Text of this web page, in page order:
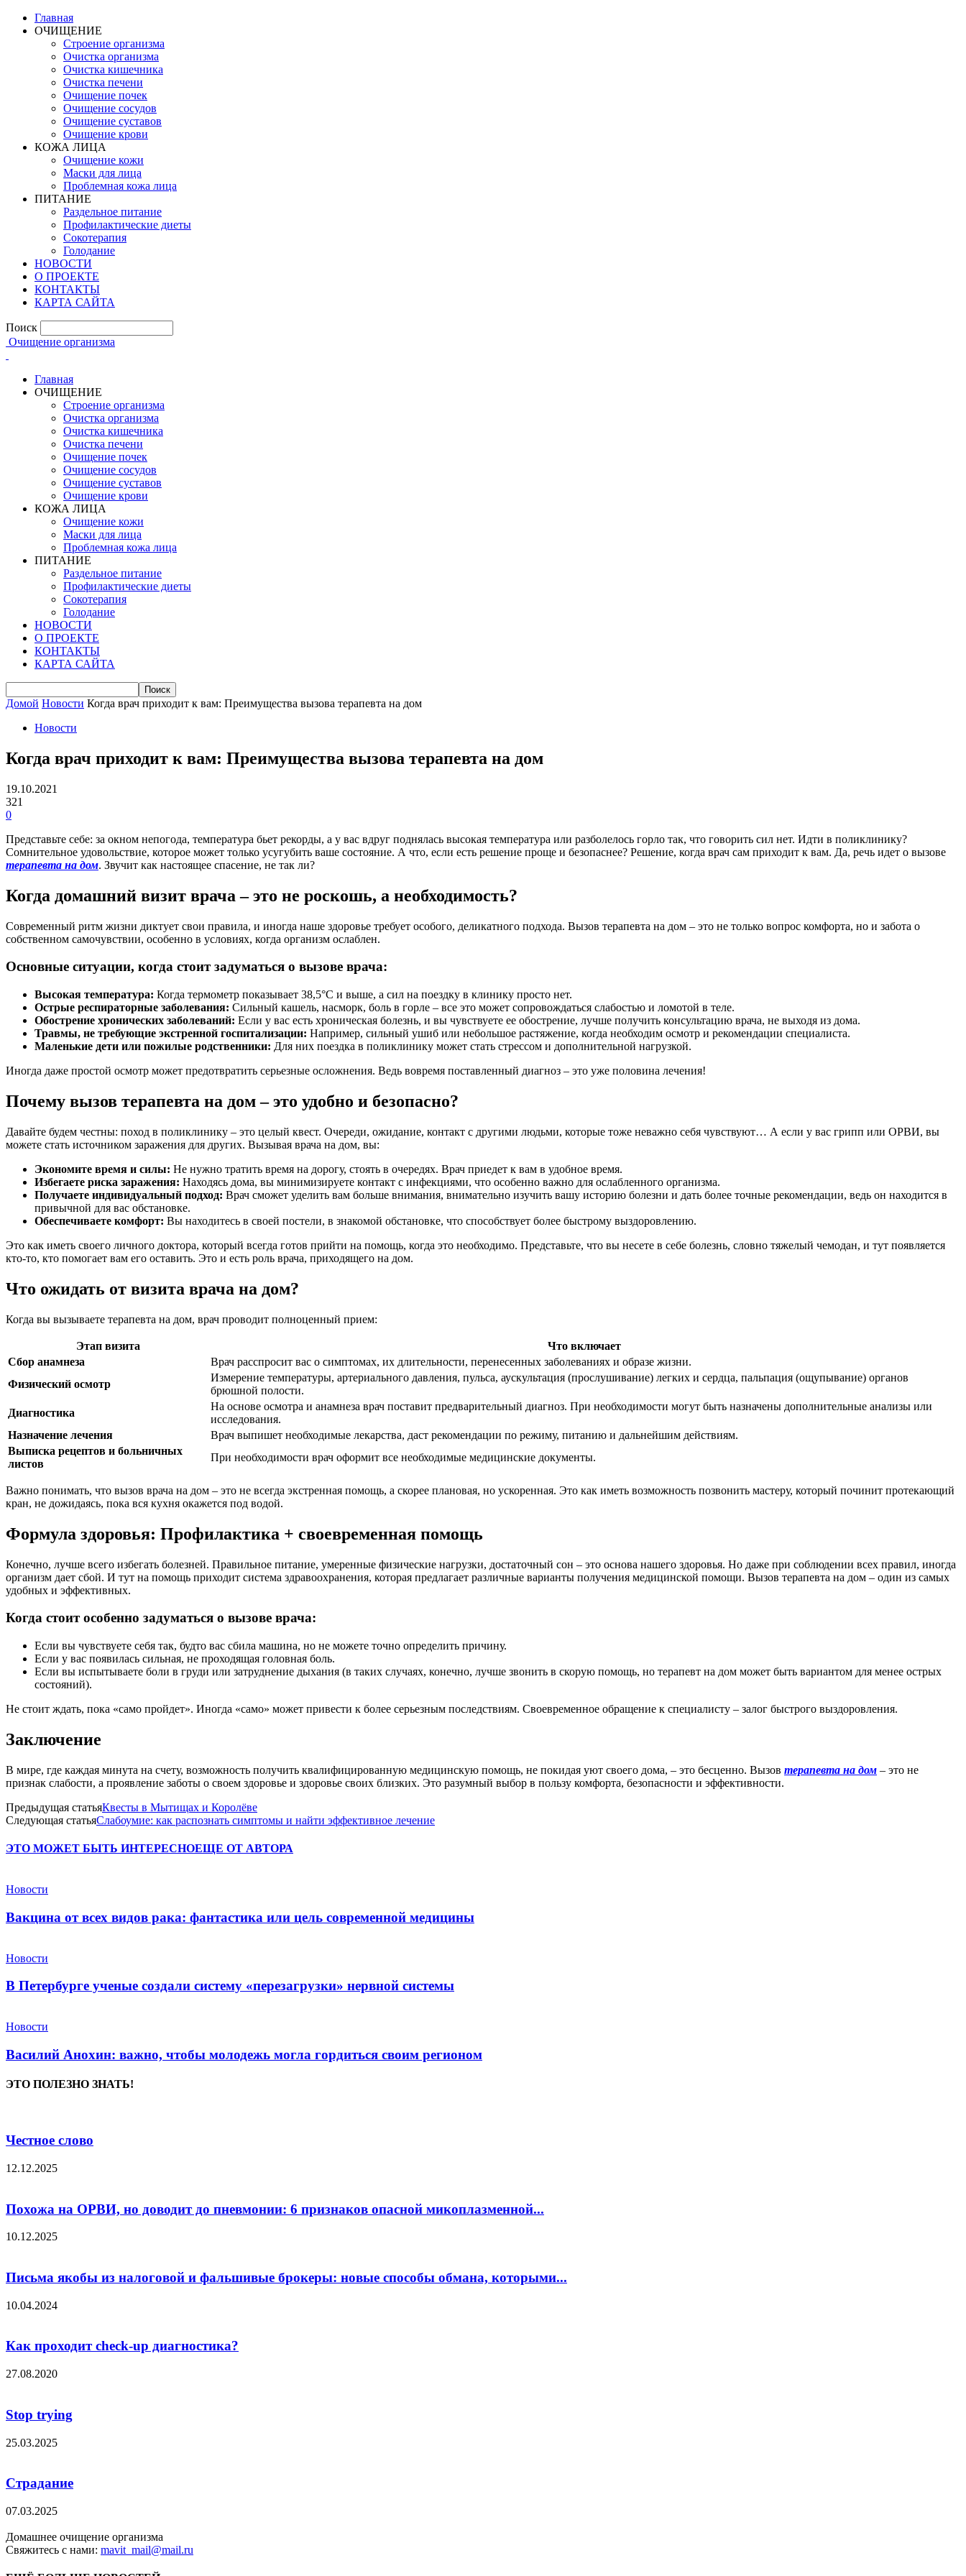
Главная
ОЧИЩЕНИЕ
Строение организма
Очистка организма
Очистка кишечника
Очистка печени
Очищение почек
Очищение сосудов
Очищение суставов
Очищение крови
КОЖА ЛИЦА
Очищение кожи
Маски для лица
Проблемная кожа лица
ПИТАНИЕ
Раздельное питание
Профилактические диеты
Сокотерапия
Голодание
НОВОСТИ
О ПРОЕКТЕ
КОНТАКТЫ
КАРТА САЙТА
Поиск
Очищение организма
Главная
ОЧИЩЕНИЕ
Строение организма
Очистка организма
Очистка кишечника
Очистка печени
Очищение почек
Очищение сосудов
Очищение суставов
Очищение крови
КОЖА ЛИЦА
Очищение кожи
Маски для лица
Проблемная кожа лица
ПИТАНИЕ
Раздельное питание
Профилактические диеты
Сокотерапия
Голодание
НОВОСТИ
О ПРОЕКТЕ
КОНТАКТЫ
КАРТА САЙТА
Домой Новости Когда врач приходит к вам: Преимущества вызова терапевта на дом
Новости
Когда врач приходит к вам: Преимущества вызова терапевта на дом
19.10.2021
321
0
Представьте себе: за окном непогода, температура бьет рекорды, а у вас вдруг поднялась высокая температура или разболелось горло так, что говорить сил нет. Идти в поликлинику?
Сомнительное удовольствие, которое может только усугубить ваше состояние. А что, если есть решение проще и безопаснее? Решение, когда врач сам приходит к вам. Да, речь идет о вызове
терапевта на дом. Звучит как настоящее спасение, не так ли?
Когда домашний визит врача – это не роскошь, а необходимость?
Современный ритм жизни диктует свои правила, и иногда наше здоровье требует особого, деликатного подхода. Вызов терапевта на дом – это не только вопрос комфорта, но и забота о
собственном самочувствии, особенно в условиях, когда организм ослаблен.
Основные ситуации, когда стоит задуматься о вызове врача:
Высокая температура: Когда термометр показывает 38,5°C и выше, а сил на поездку в клинику просто нет.
Острые респираторные заболевания: Сильный кашель, насморк, боль в горле – все это может сопровождаться слабостью и ломотой в теле.
Обострение хронических заболеваний: Если у вас есть хроническая болезнь, и вы чувствуете ее обострение, лучше получить консультацию врача, не выходя из дома.
Травмы, не требующие экстренной госпитализации: Например, сильный ушиб или небольшое растяжение, когда необходим осмотр и рекомендации специалиста.
Маленькие дети или пожилые родственники: Для них поездка в поликлинику может стать стрессом и дополнительной нагрузкой.
Иногда даже простой осмотр может предотвратить серьезные осложнения. Ведь вовремя поставленный диагноз – это уже половина лечения!
Почему вызов терапевта на дом – это удобно и безопасно?
Давайте будем честны: поход в поликлинику – это целый квест. Очереди, ожидание, контакт с другими людьми, которые тоже неважно себя чувствуют… А если у вас грипп или ОРВИ, вы
можете стать источником заражения для других. Вызывая врача на дом, вы:
Экономите время и силы: Не нужно тратить время на дорогу, стоять в очередях. Врач приедет к вам в удобное время.
Избегаете риска заражения: Находясь дома, вы минимизируете контакт с инфекциями, что особенно важно для ослабленного организма.
Получаете индивидуальный подход: Врач сможет уделить вам больше внимания, внимательно изучить вашу историю болезни и дать более точные рекомендации, ведь он находится в
привычной для вас обстановке.
Обеспечиваете комфорт: Вы находитесь в своей постели, в знакомой обстановке, что способствует более быстрому выздоровлению.
Это как иметь своего личного доктора, который всегда готов прийти на помощь, когда это необходимо. Представьте, что вы несете в себе болезнь, словно тяжелый чемодан, и тут появляется
кто-то, кто помогает вам его оставить. Это и есть роль врача, приходящего на дом.
Что ожидать от визита врача на дом?
Когда вы вызываете терапевта на дом, врач проводит полноценный прием:
Этап визита
Что включает
Сбор анамнеза
Врач расспросит вас о симптомах, их длительности, перенесенных заболеваниях и образе жизни.
Физический осмотр
Измерение температуры, артериального давления, пульса, аускультация (прослушивание) легких и сердца, пальпация (ощупывание) органов
брюшной полости.
Диагностика
На основе осмотра и анамнеза врач поставит предварительный диагноз. При необходимости могут быть назначены дополнительные анализы или
исследования.
Назначение лечения
Врач выпишет необходимые лекарства, даст рекомендации по режиму, питанию и дальнейшим действиям.
Выписка рецептов и больничных
листов
При необходимости врач оформит все необходимые медицинские документы.
Важно понимать, что вызов врача на дом – это не всегда экстренная помощь, а скорее плановая, но ускоренная. Это как иметь возможность позвонить мастеру, который починит протекающий
кран, не дожидаясь, пока вся кухня окажется под водой.
Формула здоровья: Профилактика + своевременная помощь
Конечно, лучше всего избегать болезней. Правильное питание, умеренные физические нагрузки, достаточный сон – это основа нашего здоровья. Но даже при соблюдении всех правил, иногда
организм дает сбой. И тут на помощь приходит система здравоохранения, которая предлагает различные варианты получения медицинской помощи. Вызов терапевта на дом – один из самых
удобных и эффективных.
Когда стоит особенно задуматься о вызове врача:
Если вы чувствуете себя так, будто вас сбила машина, но не можете точно определить причину.
Если у вас появилась сильная, не проходящая головная боль.
Если вы испытываете боли в груди или затруднение дыхания (в таких случаях, конечно, лучше звонить в скорую помощь, но терапевт на дом может быть вариантом для менее острых
состояний).
Не стоит ждать, пока «само пройдет». Иногда «само» может привести к более серьезным последствиям. Своевременное обращение к специалисту – залог быстрого выздоровления.
Заключение
В мире, где каждая минута на счету, возможность получить квалифицированную медицинскую помощь, не покидая уют своего дома, – это бесценно. Вызов терапевта на дом – это не
признак слабости, а проявление заботы о своем здоровье и здоровье своих близких. Это разумный выбор в пользу комфорта, безопасности и эффективности.
Предыдущая статьяКвесты в Мытищах и Королёве
Следующая статьяСлабоумие: как распознать симптомы и найти эффективное лечение
ЭТО МОЖЕТ БЫТЬ ИНТЕРЕСНОЕЩЕ ОТ АВТОРА
Новости
Вакцина от всех видов рака: фантастика или цель современной медицины
Новости
В Петербурге ученые создали систему «перезагрузки» нервной системы
Новости
Василий Анохин: важно, чтобы молодежь могла гордиться своим регионом
ЭТО ПОЛЕЗНО ЗНАТЬ!
Честное слово
12.12.2025
Похожа на ОРВИ, но доводит до пневмонии: 6 признаков опасной микоплазменной...
10.12.2025
Письма якобы из налоговой и фальшивые брокеры: новые способы обмана, которыми...
10.04.2024
Как проходит check-up диагностика?
27.08.2020
Stop trying
25.03.2025
Страдание
07.03.2025
Домашнее очищение организма
Свяжитесь с нами: mavit_mail@mail.ru